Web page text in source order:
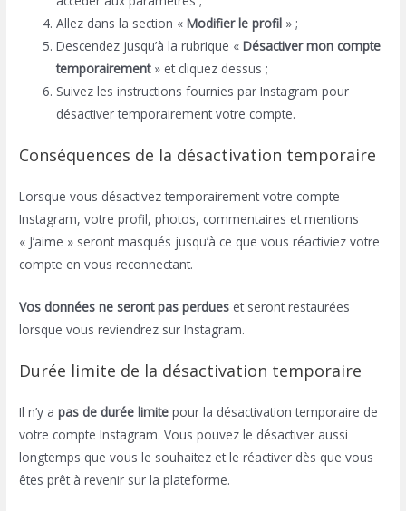
Allez dans la section «Modifier le profil » ;
Descendez jusqu’à la rubrique «Désactiver mon compte
temporairement» et cliquez dessus ;
Suivez les instructions fournies par Instagram pour
désactiver temporairement votre compte.
Conséquences de la désactivation temporaire
Lorsque vous désactivez temporairement votre compte
Instagram, votre profil, photos, commentaires et mentions
« J’aime » seront masqués jusqu’à ce que vous réactiviez votre
compte en vous reconnectant.
Vos données ne seront pas perdues et seront restaurées
lorsque vous reviendrez sur Instagram.
Durée limite de la désactivation temporaire
Il n’y apas de durée limite pour la désactivation temporaire de
votre compte Instagram. Vous pouvez le désactiver aussi
longtemps que vous le souhaitez et le réactiver dès que vous
êtes prêt à revenir sur la plateforme.